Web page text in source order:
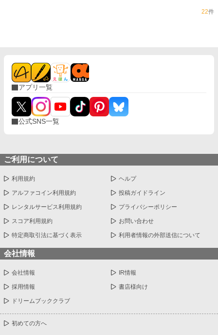
22件
アプリ一覧
公式SNS一覧
ご利用について
利用規約 ヘルプ
アルファコイン利用規約 投稿ガイドライン
レンタルサービス利用規約 プライバシーポリシー
スコア利用規約 お問い合わせ
特定商取引法に基づく表示 利用者情報の外部送信について
会社情報
会社情報 IR情報
採用情報 書店様向け
ドリームブッククラブ
初めての方へ